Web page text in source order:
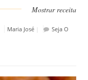
Mostrar receita
Maria José|
Seja O